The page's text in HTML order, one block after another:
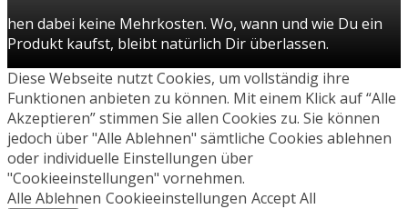
hen dabei keine Mehrkosten. Wo, wann und wie Du ein
Produkt kaufst, bleibt natürlich Dir überlassen.
Diese Webseite nutzt Cookies, um vollständig ihre
Funktionen anbieten zu können. Mit einem Klick auf “Alle
Akzeptieren” stimmen Sie allen Cookies zu. Sie können
jedoch über "Alle Ablehnen" sämtliche Cookies ablehnen
oder individuelle Einstellungen über
"Cookieeinstellungen" vornehmen.
Alle Ablehnen Cookieeinstellungen Accept All